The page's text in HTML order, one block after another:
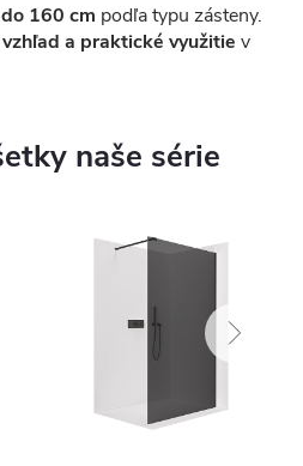
160 cm podľa typu zásteny.
a praktické využitie v
naše série